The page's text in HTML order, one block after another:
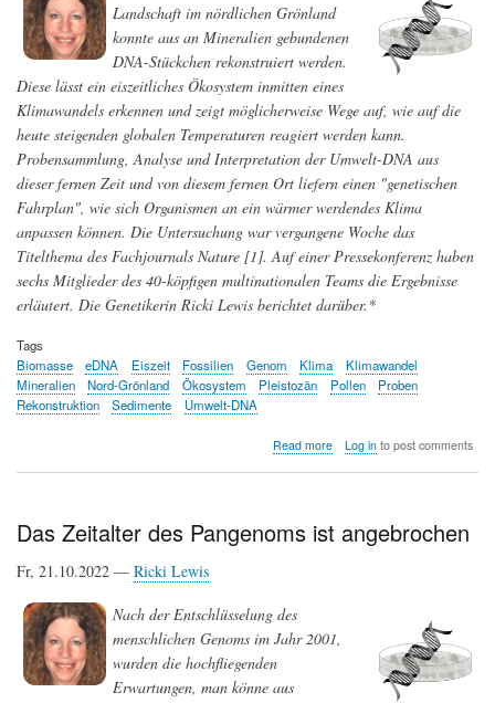
Landschaft im nördlichen Grönland
konnte aus an Mineralien gebundenen
DNA-Stückchen rekonstruiert werden.
Diese lässt ein eiszeitliches Ökosystem inmitten eines
Klimawandels erkennen und zeigt möglicherweise Wege auf, wie auf die
heute steigenden globalen Temperaturen reagiert werden kann.
Probensammlung, Analyse und Interpretation der Umwelt-DNA aus
dieser fernen Zeit und von diesem fernen Ort liefern einen "genetischen
Fahrplan", wie sich Organismen an ein wärmer werdendes Klima
anpassen können. Die Untersuchung war vergangene Woche das
Titelthema des Fachjournals Nature [1]. Auf einer Pressekonferenz haben
sechs Mitglieder des 40-köpfigen multinationalen Teams die Ergebnisse
erläutert. Die Genetikerin Ricki Lewis berichtet darüber.*
Tags
Biomasse
eDNA Eiszeit Fossilien Genom Klima
Klimawandel
Mineralien
Nord-Grönland Ökosystem Pleistozän Pollen
Proben
Rekonstruktion
Sedimente Umwelt-DNA
Read moreabout
altes
Umwelt-
DNA
rekonstruiert
Log into post comments
Das Zeitalter des Pangenoms ist angebrochen
Fr, 21.10.2022 — Ricki Lewis
Nach der Entschlüsselung des
menschlichen Genoms im Jahr 2001,
wurden die hochfliegenden
Erwartungen, man könne aus